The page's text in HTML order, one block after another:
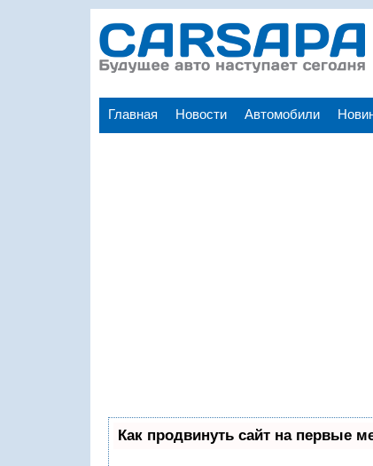
Главная Новости Автомобили
Как продвинуть сайт на первые